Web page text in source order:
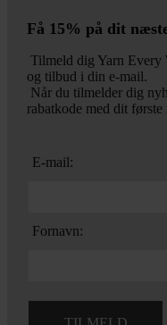
Få 15% på dit
Tilmeld dig Yarn Every
og tilbud i din e-mail.
Når du tilmelder dig
rabatkode med dit første
E-mail:
Fornavn: